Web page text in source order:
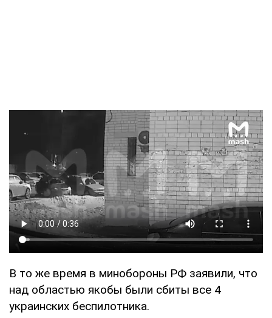
В то же время в минобороны РФ заявили, что
над областью якобы были сбиты все 4
украинских беспилотника.